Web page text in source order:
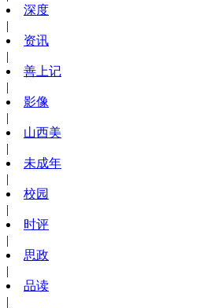
深度
|
资讯
|
善上记
|
影像
|
山西美
|
未成年
|
校园
|
时评
|
思政
|
品读
|